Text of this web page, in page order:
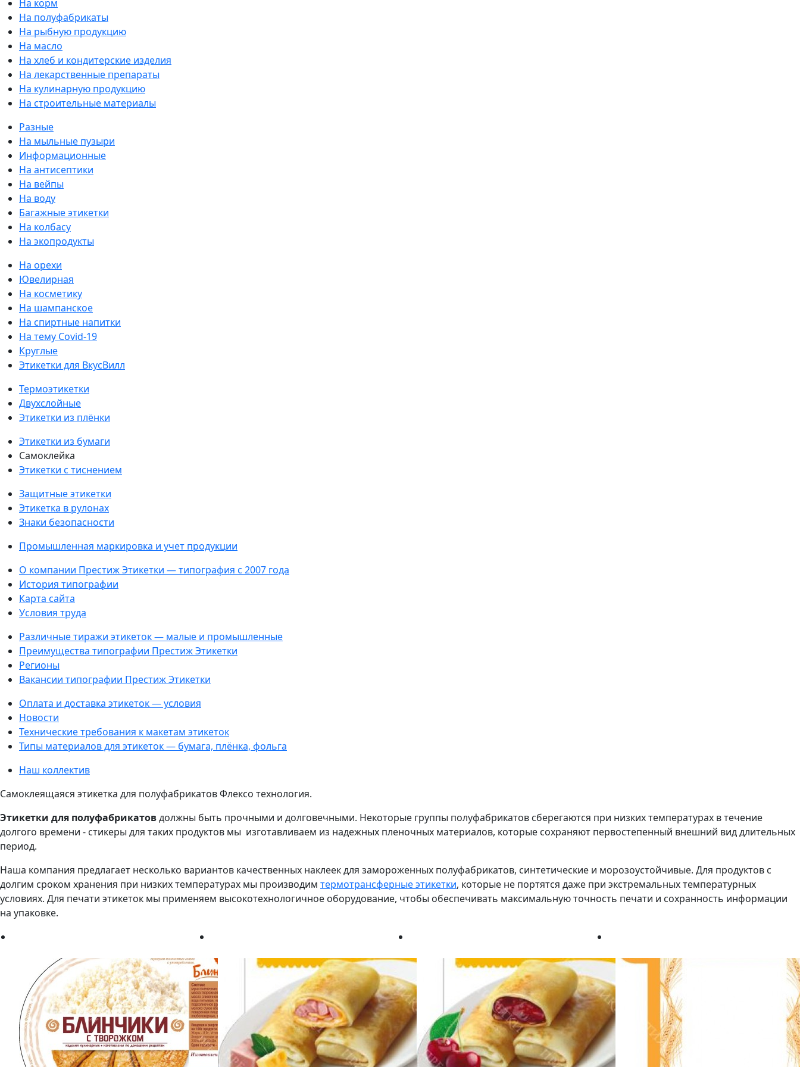
На корм
На полуфабрикаты
На рыбную продукцию
На масло
На хлеб и кондитерские изделия
На лекарственные препараты
На кулинарную продукцию
На строительные материалы
Разные
На мыльные пузыри
Информационные
На антисептики
На вейпы
На воду
Багажные этикетки
На колбасу
На экопродукты
На орехи
Ювелирная
На косметику
На шампанское
На спиртные напитки
На тему Covid-19
Круглые
Этикетки для ВкусВилл
Термоэтикетки
Двухслойные
Этикетки из плёнки
Этикетки из бумаги
Самоклейка
Этикетки с тиснением
Защитные этикетки
Этикетка в рулонах
Знаки безопасности
Промышленная маркировка и учет продукции
О компании Престиж Этикетки — типография с 2007 года
История типографии
Карта сайта
Условия труда
Различные тиражи этикеток — малые и промышленные
Преимущества типографии Престиж Этикетки
Регионы
Вакансии типографии Престиж Этикетки
Оплата и доставка этикеток — условия
Новости
Технические требования к макетам этикеток
Типы материалов для этикеток — бумага, плёнка, фольга
Наш коллектив
Самоклеящаяся этикетка для полуфабрикатов Флексо технология.
Этикетки для полуфабрикатовдолжны быть прочными и долговечными. Некоторые группы полуфабрикатов сберегаются при низких температурах в течение
долгого времени - стикеры для таких продуктов мы изготавливаем из надежных пленочных материалов, которые сохраняют первостепенный внешний вид длительных
период.
Наша компания предлагает несколько вариантов качественных наклеек для замороженных полуфабрикатов, синтетические и морозоустойчивые. Для продуктов с
долгим сроком хранения при низких температурах мы производим термотрансферные этикетки, которые не портятся даже при экстремальных температурных
условиях. Для печати этикеток мы применяем высокотехнологичное оборудование, чтобы обеспечивать максимальную точность печати и сохранность информации
на упаковке.